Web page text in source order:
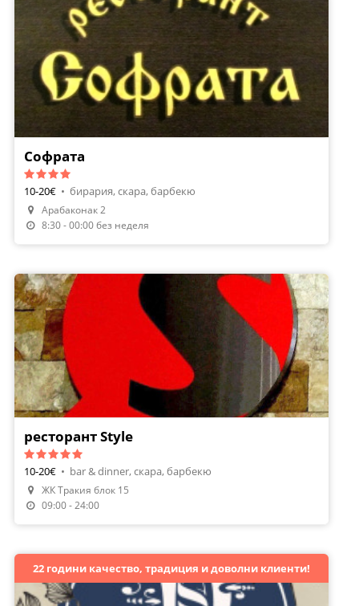
Софрата
10-20€ • бирария, скара, барбекю
Арабаконак 2
8:30 - 00:00 без неделя
ресторант Style
10-20€ • bar & dinner, скара, барбекю
ЖК Тракия блок 15
09:00 - 24:00
22 години качество, традиция и доволни клиенти!